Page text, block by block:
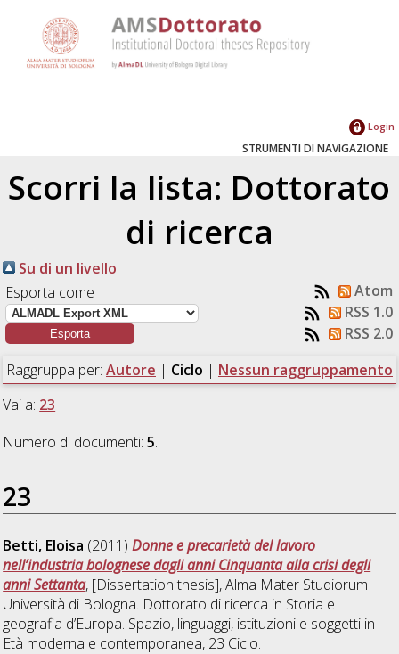
Login
STRUMENTI DI NAVIGAZIONE
Scorri la lista: Dottorato
di ricerca
Su di un livello
Esporta come
Atom
RSS 1.0
RSS 2.0
Raggruppa per: Autore | Ciclo | Nessun raggruppamento
Vai a: 23
Numero di documenti:5.
23
Betti, Eloisa (2011)Donne e precarietà del lavoro
nell’industria bolognese dagli anni Cinquanta alla crisi degli
anni Settanta, [Dissertation thesis], Alma Mater Studiorum
Università di Bologna. Dottorato di ricerca in Storia e
geografia d’Europa. Spazio, linguaggi, istituzioni e soggetti in
Età moderna e contemporanea, 23 Ciclo.